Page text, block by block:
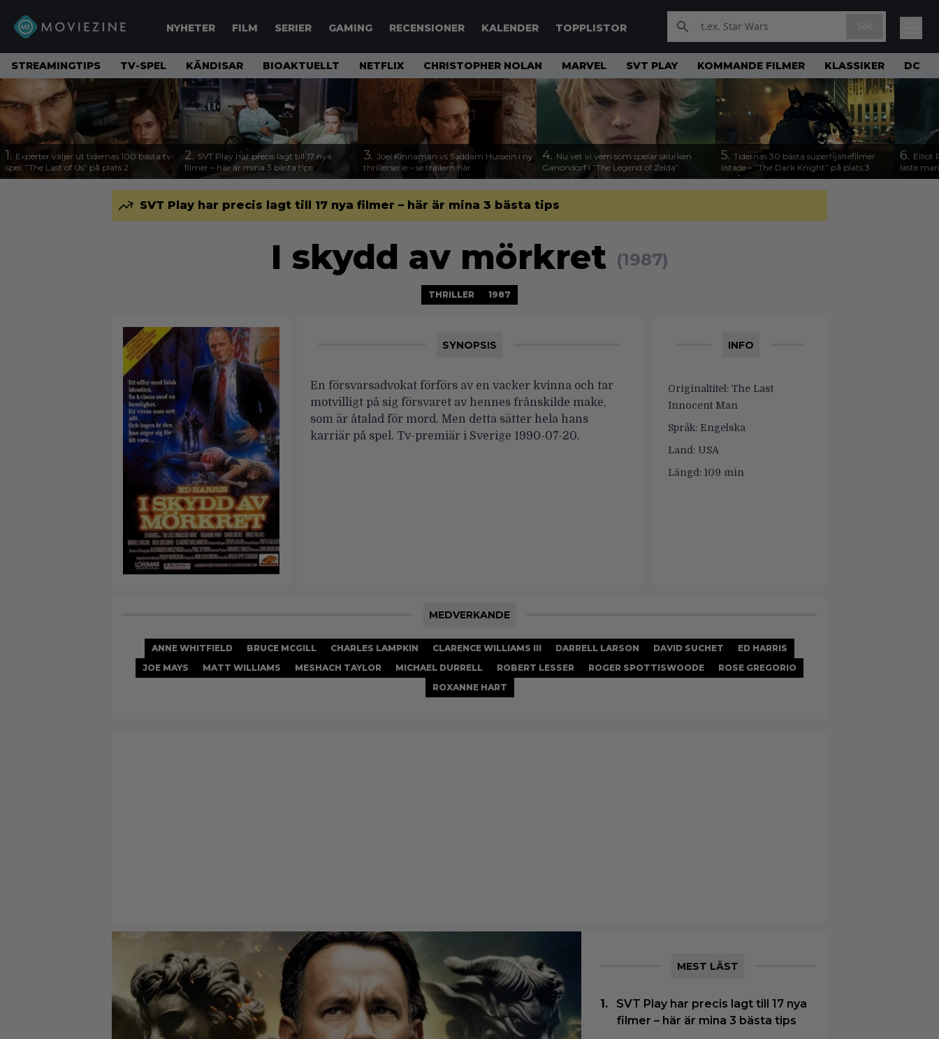
NYHETER FILM SERIER GAMING RECENSIONER KALENDER TOPPLISTOR
STREAMINGTIPS TV-SPEL KÄNDISAR BIOAKTUELLT NETFLIX CHRISTOPHER NOLAN MARVEL SVT PLAY KOMMANDE FILMER KLASSIKER DC
1. Experter väljer ut tidernas 100 bästa tv-
spel: ”The Last of Us” på plats 2
2. SVT Play har precis lagt till 17 nya
filmer – här är mina 3 bästa tips
3. Joel Kinnaman vs Saddam Hussein i ny
thrillerserie – se trailern här
4. Nu vet vi vem som spelar skurken
Ganondorf i ”The Legend of Zelda”
5. Tidernas 30 bästa superhjältefilmer
listade – ”The Dark Knight” på plats 3
6. Elliot
läste
SVT Play har precis lagt till 17 nya filmer – här är mina 3 bästa tips
I skydd av mörkret (1987)
THRILLER 1987
SYNOPSIS
En försvarsadvokat förförs av en vacker kvinna och tar
motvilligt på sig försvaret av hennes frånskilde make,
som är åtalad för mord. Men detta sätter hela hans
karriär på spel. Tv-premiär i Sverige 1990-07-20.
INFO
Originaltitel: The Last
Innocent Man
Språk: Engelska
Land: USA
Längd: 109 min
MEDVERKANDE
ANNE WHITFIELD BRUCE MCGILL CHARLES LAMPKIN CLARENCE WILLIAMS III DARRELL LARSON DAVID SUCHET
ED HARRIS
JOE MAYS
MATT WILLIAMS MESHACH TAYLOR MICHAEL DURRELL ROBERT LESSER ROGER SPOTTISWOODE
ROSE GREGORIO
ROXANNE HART
MEST LÄST
SVT Play har precis lagt till 17 nya
filmer – här är mina 3 bästa tips